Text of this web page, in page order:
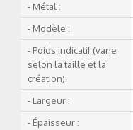
- Métal :
- Modèle :
- Poids indicatif (varie
selon la taille et la
création):
- Largeur :
- Épaisseur :